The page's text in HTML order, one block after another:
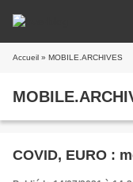
Accueil » MOBILE.ARCHIVES
COVID, EURO :